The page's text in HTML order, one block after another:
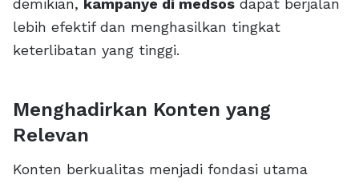
demikian, kampanye di medsos dapat berjalan
lebih efektif dan menghasilkan tingkat
keterlibatan yang tinggi.
Menghadirkan Konten yang
Relevan
Konten berkualitas menjadi fondasi utama